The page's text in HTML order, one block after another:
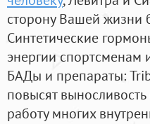
сторону Вашей жизни
Синтетические
энергии
БАДы и препараты:
повысят
работу многих